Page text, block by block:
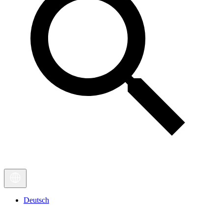
Deutsch